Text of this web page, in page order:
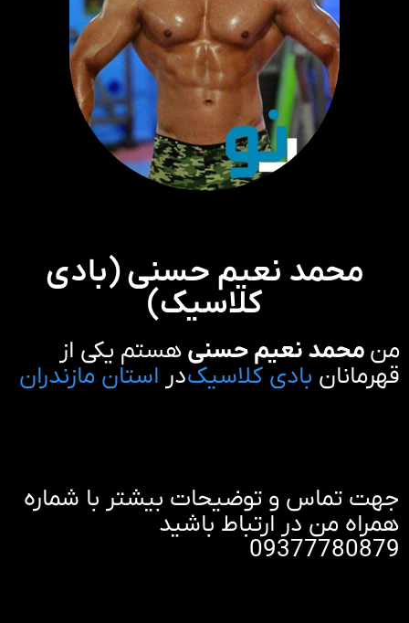
محمد نعیم حسنی (بادی
کلاسیک)
من محمد نعیم حسنی هستم یکی از
قهرمانان بادی کلاسیکدر استان مازندران
جهت تماس و توضیحات بیشتر با شماره
همراه من در ارتباط باشید
09377780879